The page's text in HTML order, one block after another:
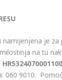
je
na tu
060 9010.